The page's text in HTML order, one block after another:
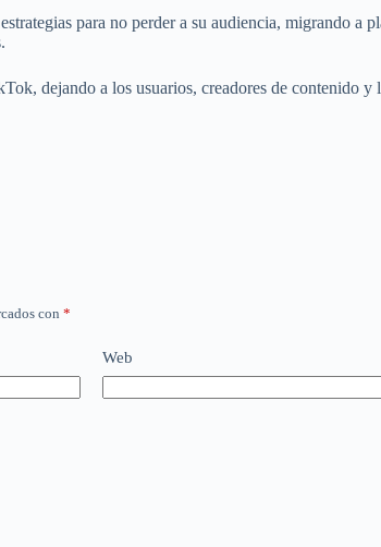
para no perder a su audiencia, migrando a
dejando a los usuarios, creadores de contenido
con *
Web